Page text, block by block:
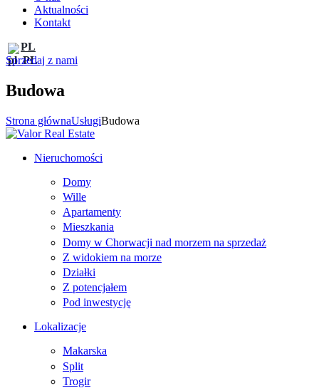
Aktualności
Kontakt
PL
Sprzedaj z nami
Budowa
Strona głównaUsługiBudowa
Nieruchomości
Domy
Wille
Apartamenty
Mieszkania
Domy w Chorwacji nad morzem na sprzedaż
Z widokiem na morze
Działki
Z potencjałem
Pod inwestycję
Lokalizacje
Makarska
Split
Trogir